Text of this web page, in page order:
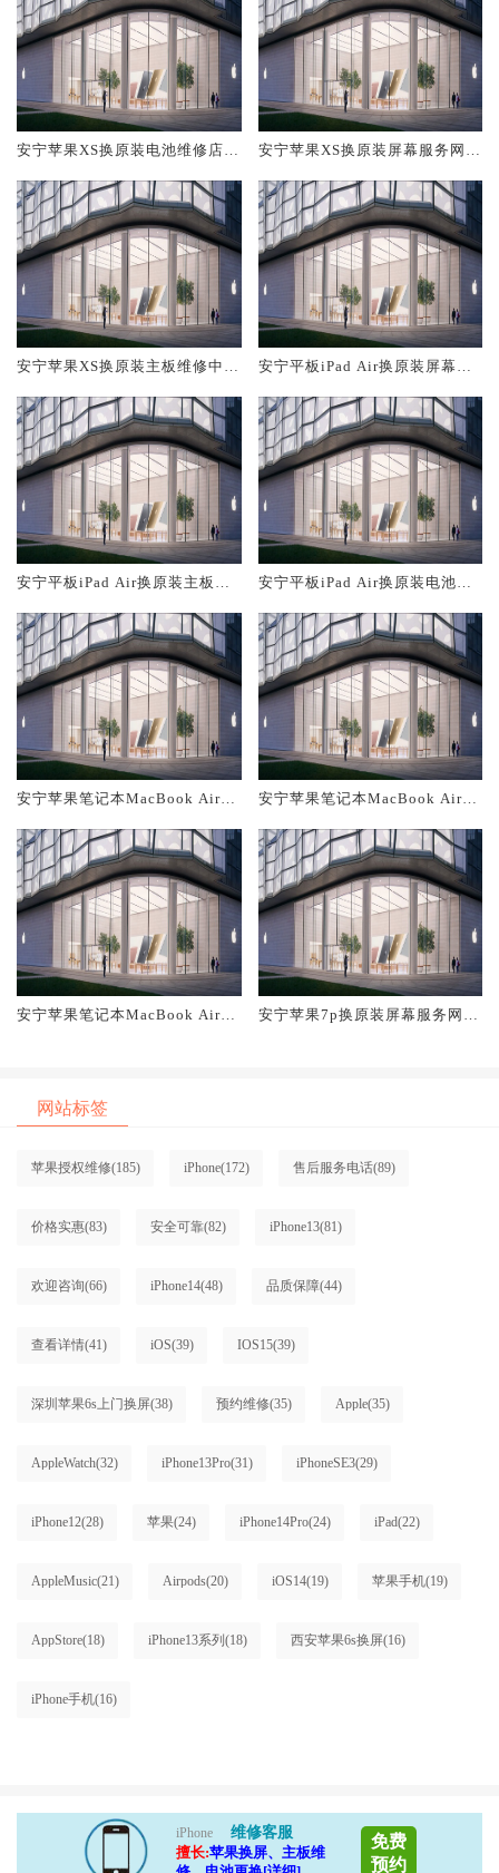
安宁苹果XS换原装电池维修店大
安宁苹果XS换原装屏幕服务网点
安宁苹果XS换原装主板维修中心
安宁平板iPad Air换原装屏幕服
安宁平板iPad Air换原装主板维
安宁平板iPad Air换原装电池维
安宁苹果笔记本MacBook Air换
安宁苹果笔记本MacBook Air换
安宁苹果笔记本MacBook Air换
安宁苹果7p换原装屏幕服务网点
网站标签
苹果授权维修(185) iPhone(172) 售后服务电话(89)
价格实惠(83) 安全可靠(82) iPhone13(81)
欢迎咨询(66) iPhone14(48) 品质保障(44)
查看详情(41) iOS(39) IOS15(39)
深圳苹果6s上门换屏(38) 预约维修(35) Apple(35)
AppleWatch(32) iPhone13Pro(31) iPhoneSE3(29)
iPhone12(28) 苹果(24) iPhone14Pro(24) iPad(22)
AppleMusic(21) Airpods(20) iOS14(19) 苹果手机(19)
AppStore(18) iPhone13系列 (18) 西安苹果6s换屏(16)
iPhone手机(16)
iPhone
维修客服
擅长:苹果换屏、主板维
免费
预约